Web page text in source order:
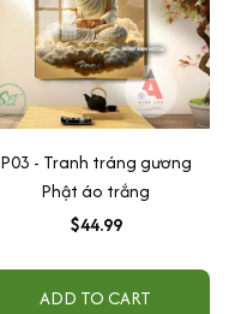
P03 - Tranh tráng gương
Phật áo trắng
$44.99
ADD TO CART